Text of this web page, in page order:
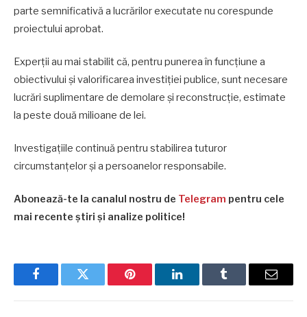
parte semnificativă a lucrărilor executate nu corespunde
proiectului aprobat.
Experții au mai stabilit că, pentru punerea în funcțiune a
obiectivului și valorificarea investiției publice, sunt necesare
lucrări suplimentare de demolare și reconstrucție, estimate
la peste două milioane de lei.
Investigațiile continuă pentru stabilirea tuturor
circumstanțelor și a persoanelor responsabile.
Abonează-te la canalul nostru de Telegram pentru cele
mai recente știri și analize politice!
FacebookTwitter Pinterest LinkedInTumblr Email